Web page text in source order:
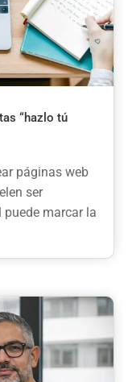
“hazlo tú
páginas web
ser
marcar la